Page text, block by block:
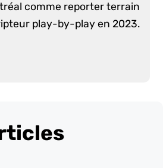
comme reporter terrain
play-by-play en 2023.